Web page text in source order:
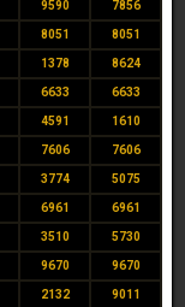
9590 7856
8051 8051
1378 8624
6633 6633
4591 1610
7606 7606
3774 5075
6961 6961
3510 5730
9670 9670
2132 9011